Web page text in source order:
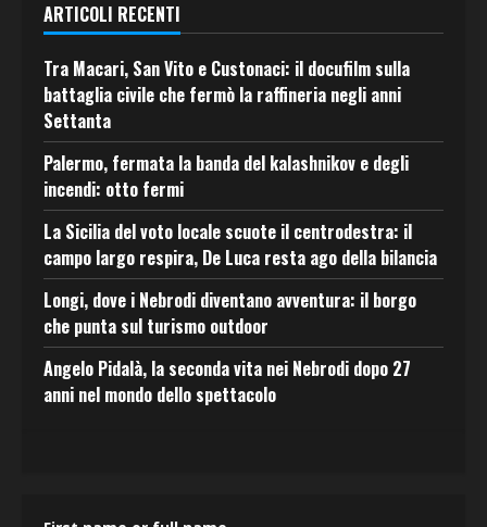
ARTICOLI RECENTI
Tra Macari, San Vito e Custonaci: il docufilm sulla
battaglia civile che fermò la raffineria negli anni
Settanta
Palermo, fermata la banda del kalashnikov e degli
incendi: otto fermi
La Sicilia del voto locale scuote il centrodestra: il
campo largo respira, De Luca resta ago della bilancia
Longi, dove i Nebrodi diventano avventura: il borgo
che punta sul turismo outdoor
Angelo Pidalà, la seconda vita nei Nebrodi dopo 27
anni nel mondo dello spettacolo